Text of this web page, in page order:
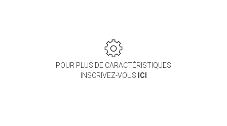
POUR PLUS DE CARACTÉRISTIQUES
INSCRIVEZ-VOUS ICI